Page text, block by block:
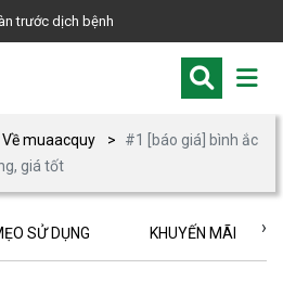
trước dịch bệnh
Về muaacquy
#1 [báo giá] bình ắc
giá tốt
SỬ DỤNG KHUYẾN MÃI ›